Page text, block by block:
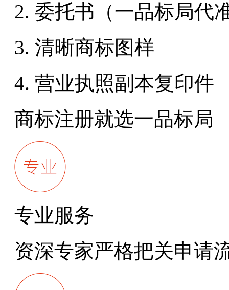
2. 委托书（一品标局代
3. 清晰商标图样
4. 营业执照副本复印件
商标注册就选一品标局
专业服务
资深专家严格把关申请